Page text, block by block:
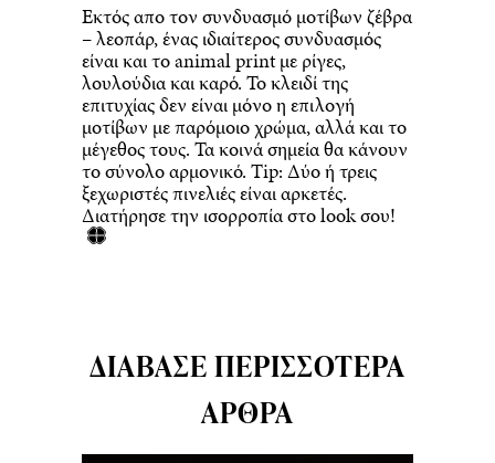
Εκτός απο τον συνδυασμό μοτίβων ζέβρα
– λεοπάρ, ένας ιδιαίτερος συνδυασμός
είναι και το animal print με ρίγες,
λουλούδια και καρό. Το κλειδί της
επιτυχίας δεν είναι μόνο η επιλογή
μοτίβων με παρόμοιο χρώμα, αλλά και το
μέγεθος τους. Τα κοινά σημεία θα κάνουν
το σύνολο αρμονικό. Tip: Δύο ή τρεις
ξεχωριστές πινελιές είναι αρκετές.
Διατήρησε την ισορροπία στο look σου!
ΔΙΆΒΑΣΕ ΠΕΡΙΣΣΌΤΕΡΑ
ΆΡΘΡΑ